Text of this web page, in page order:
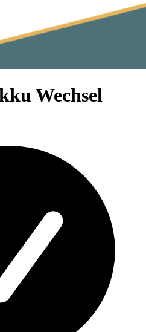
Wechsel